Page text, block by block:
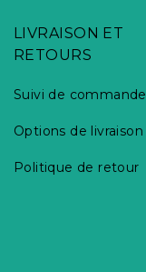
LIVRAISON ET
RETOURS
Suivi de commande
Options de livraison
Politique de retour